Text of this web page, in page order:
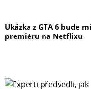
Ukázka z GTA 6 bude
premiéru na Netflixu